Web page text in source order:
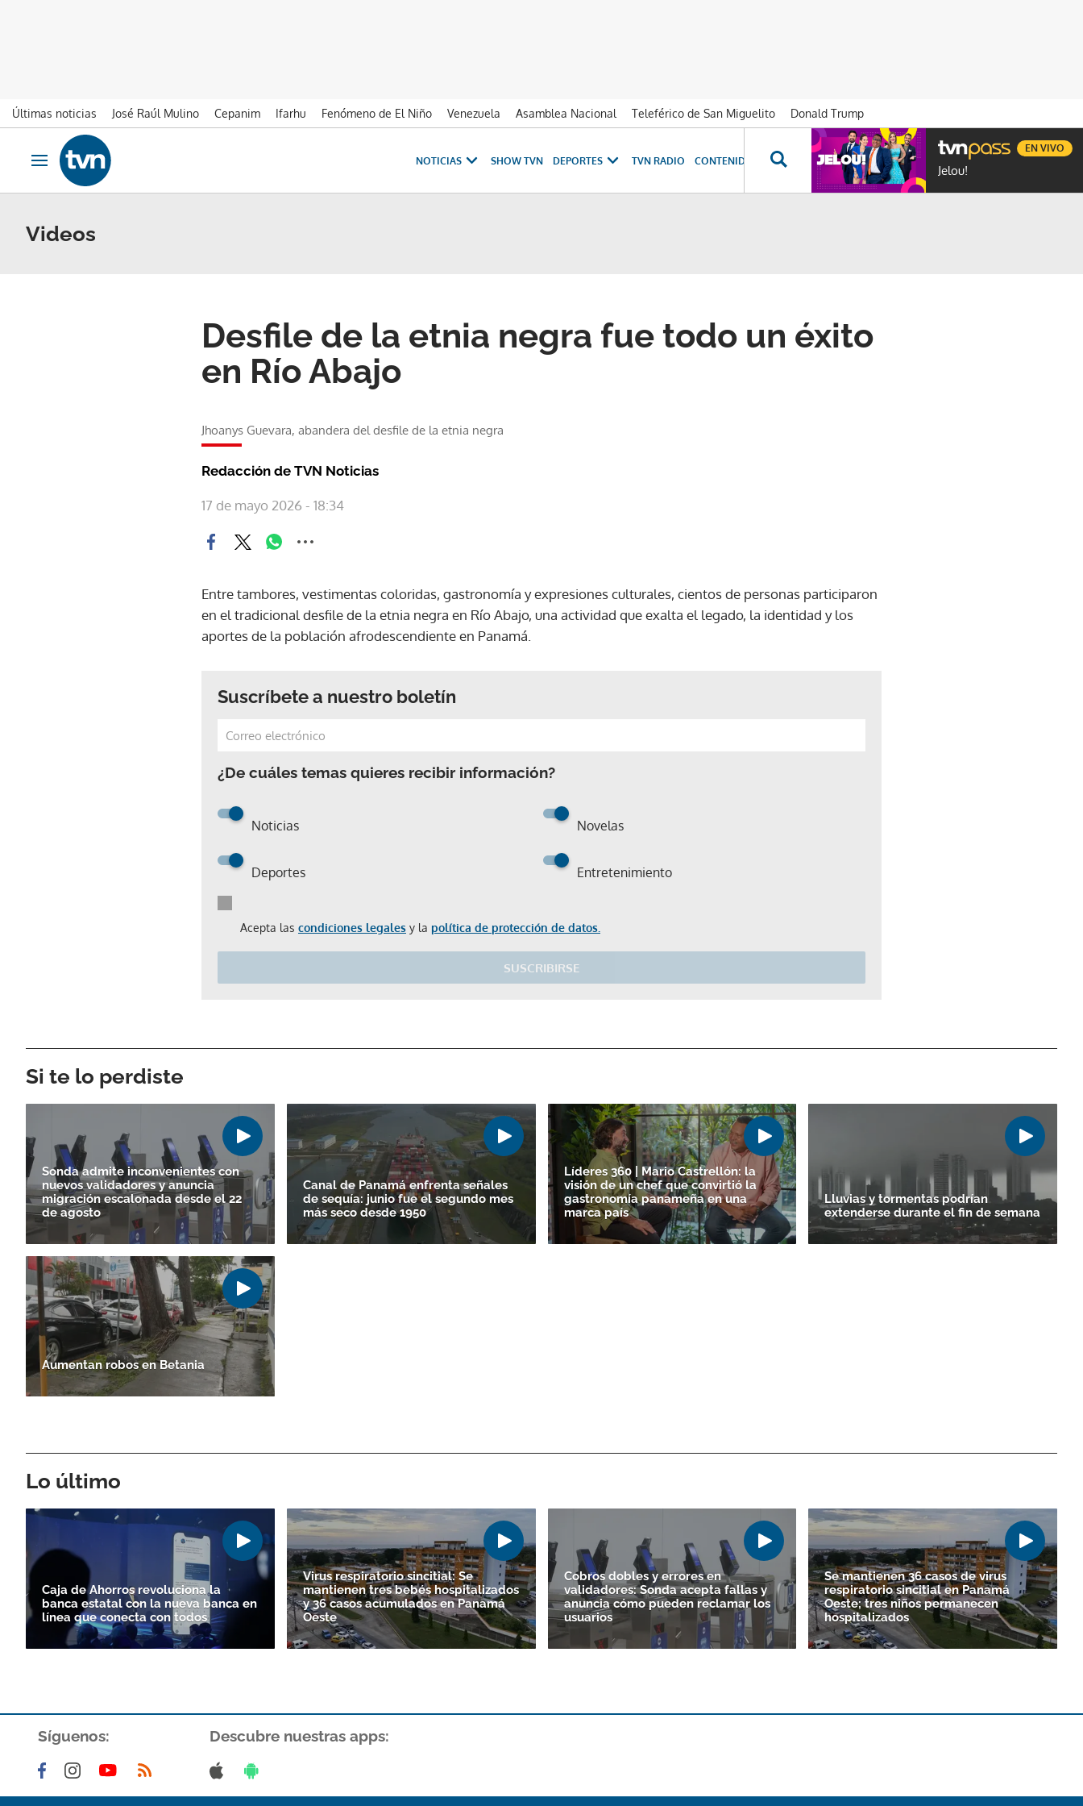
Últimas noticias José Raúl Mulino Cepanim Ifarhu Fenómeno de El Niño Venezuela Asamblea Nacional Teleférico de San Miguelito
Donald Trump
Ir al contenido
Obrir navegació
NOTICIAS SHOW TVN DEPORTES TVN RADIO CONTENIDOS ESPECIALES NOVELAS PROGRAMAS GENTE TVN
Jelou!
EN VIVO
Videos
Desfile de la etnia negra fue todo un éxito
en Río Abajo
Jhoanys Guevara, abandera del desfile de la etnia negra
Redacción de TVN Noticias
17 de mayo 2026 - 18:34
Entre tambores, vestimentas coloridas, gastronomía y expresiones culturales, cientos de personas participaron
en el tradicional desfile de la etnia negra en Río Abajo, una actividad que exalta el legado, la identidad y los
aportes de la población afrodescendiente en Panamá.
Suscríbete a nuestro boletín
¿De cuáles temas quieres recibir información?
Noticias Novelas
Deportes Entretenimiento
Acepta las condiciones legales y la política de protección de datos.
SUSCRIBIRSE
Gracias por suscribirte a nuestro boletín.
Si te lo perdiste
Sonda admite inconvenientes con
nuevos validadores y anuncia
migración escalonada desde el 22
de agosto
Canal de Panamá enfrenta señales
de sequía: junio fue el segundo mes
más seco desde 1950
Líderes 360 | Mario Castrellón: la
visión de un chef que convirtió la
gastronomía panameña en una
marca país
Lluvias y tormentas podrían
extenderse durante el fin de semana
Aumentan robos en Betania
Lo último
Caja de Ahorros revoluciona la
banca estatal con la nueva banca en
línea que conecta con todos
Virus respiratorio sincitial: Se
mantienen tres bebés hospitalizados
y 36 casos acumulados en Panamá
Oeste
Cobros dobles y errores en
validadores: Sonda acepta fallas y
anuncia cómo pueden reclamar los
usuarios
Se mantienen 36 casos de virus
respiratorio sincitial en Panamá
Oeste; tres niños permanecen
hospitalizados
Síguenos: Descubre nuestras apps: